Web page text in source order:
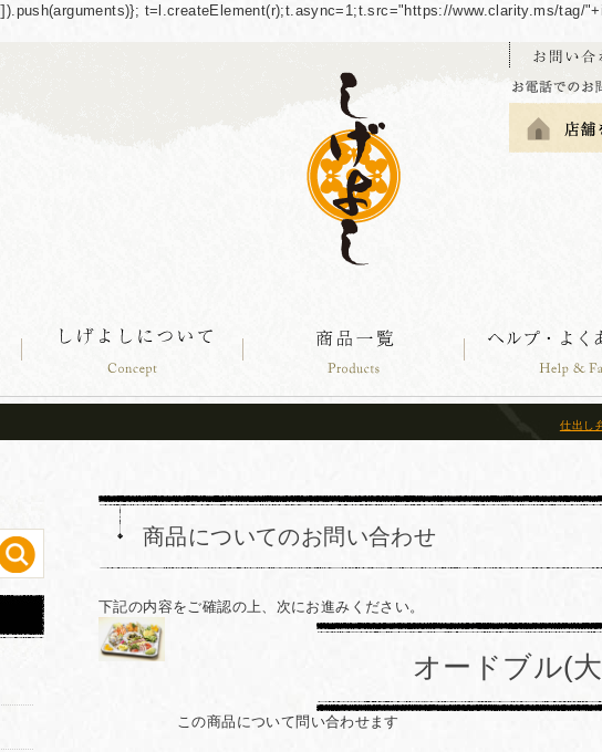
t=l.createElement(r);t.async=1;t.src="https://www.clarity.ms/tag/
仕出し
商品についてのお問い合わせ
下記の内容をご確認の上、次にお進みください。
オードブル(
この商品について問い合わせます